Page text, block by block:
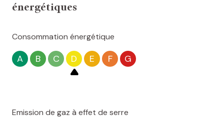
énergétiques
Consommation énergétique
A B C D E F G
Emission de gaz à effet de serre